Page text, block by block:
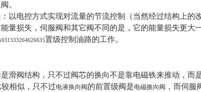
。
以电控方式实现对流量的节流控制（当然经过结构上的
量损失，伺服阀和其它阀不同的是，它的能量损失更大
置级控制油路的工作。
滑阀结构，只不过阀芯的换向不是靠电磁铁来推动，而
较相似，只不过电液换向阀 的前置级阀是电磁换向阀 ，而伺服